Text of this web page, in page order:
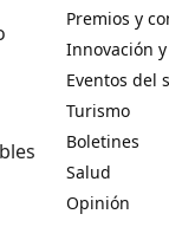
Premios y
Innovación
Eventos del
Turismo
Boletines
Salud
Opinión